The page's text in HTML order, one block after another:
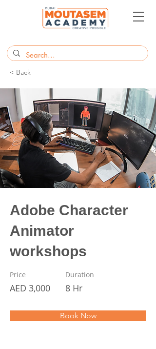
< Back
Adobe Character
Animator
workshops
Price
AED 3,000
Duration
8 Hr
Book Now